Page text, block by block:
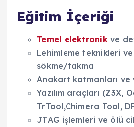
Eğitim İçeriği
Temel elektronikve
Lehimleme teknikleri
sökme/takma
Anakart katmanları
Yazılım araçları (Z3X,
TrTool,Chimera Tool,
JTAG işlemleri ve ölü